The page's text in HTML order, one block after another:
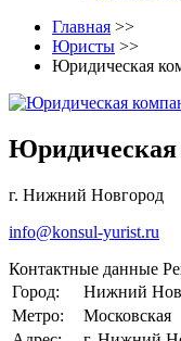
Главная >>
Юристы >>
Юридическая
г. Нижний Новгород
info@konsul-yurist.ru
Контактные данные
Город:
Нижний
Метро:
Московская